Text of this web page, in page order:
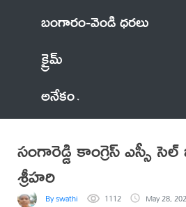
బంగారం-వెండి ధరలు
క్రైమ్
అనేకం
సంగారెడ్డి కాంగ్రెస్ ఎస్సీ
శ్రీహరి
By swathi 1112 May 28,